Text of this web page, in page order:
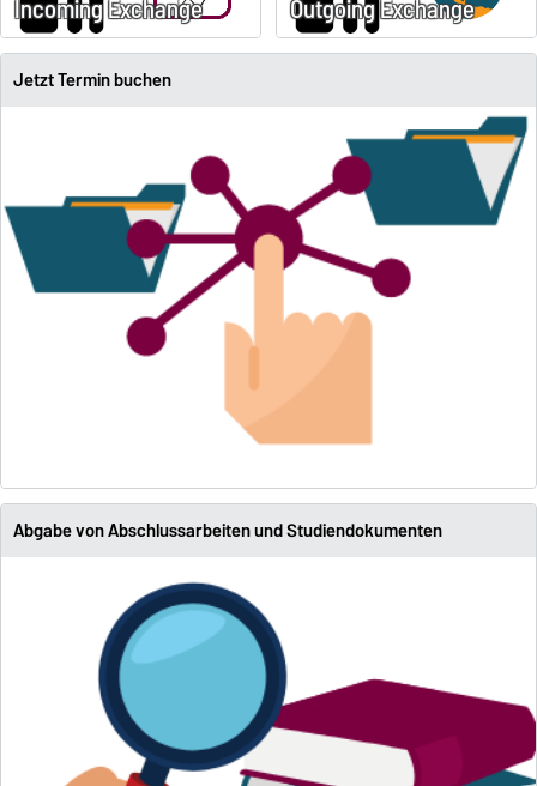
Incoming Exchange Outgoing Exchange
Jetzt Termin buchen
Abgabe von Abschlussarbeiten und Studiendokumenten